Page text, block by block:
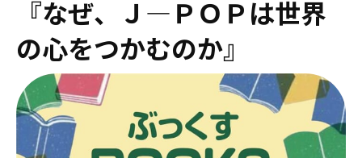
『なぜ、Ｊ―ＰＯＰは世界
の心をつかむのか』